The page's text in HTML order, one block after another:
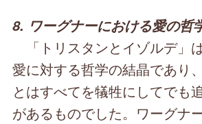
8. ワーグナーにおける愛の哲
「トリスタンとイゾルデ」
愛に対する哲学の結晶であり
とはすべてを犠牲にしてでも
があるものでした。ワーグナ